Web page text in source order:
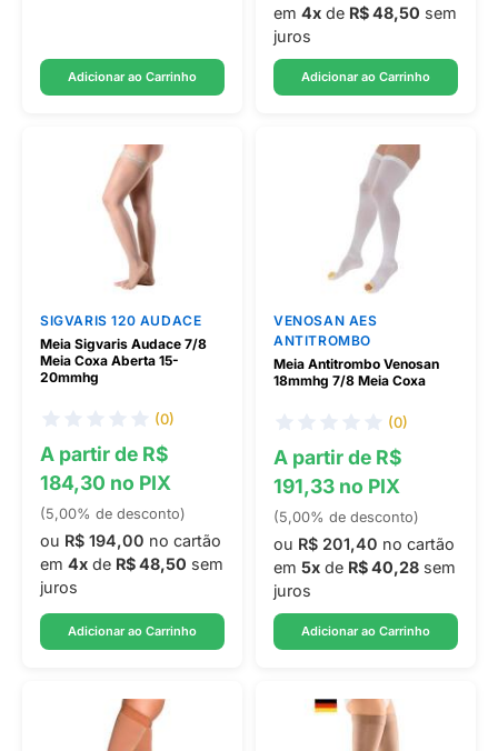
Adicionar ao Carrinho
em 4x de R$ 48,50 sem
juros
Adicionar ao Carrinho
SIGVARIS 120 AUDACE
Meia Sigvaris Audace 7/8
Meia Coxa Aberta 15-
20mmhg
(0)
A partir de R$
184,30 no PIX
(5,00% de desconto)
ou R$ 194,00 no cartão
em 4x de R$ 48,50 sem
juros
Adicionar ao Carrinho
VENOSAN AES
ANTITROMBO
Meia Antitrombo Venosan
18mmhg 7/8 Meia Coxa
(0)
A partir de R$
191,33 no PIX
(5,00% de desconto)
ou R$ 201,40 no cartão
em 5x de R$ 40,28 sem
juros
Adicionar ao Carrinho